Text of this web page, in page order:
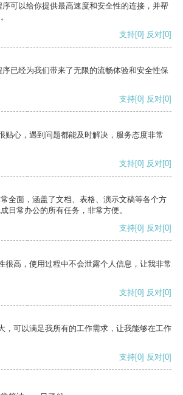
可以给你提供最高速度和安全性的连接，并帮
支持[0] 反对[0]
已经为我们带来了无限的流畅体验和安全性保
支持[0] 反对[0]
贴心，遇到问题都能及时解决，服务态度非常
支持[0] 反对[0]
全面，涵盖了文档、表格、演示文稿等各个方
日常办公的所有任务，非常方便。
支持[0] 反对[0]
很高，使用过程中不会泄露个人信息，让我非常
支持[0] 反对[0]
，可以满足我所有的工作需求，让我能够在工作
支持[0] 反对[0]